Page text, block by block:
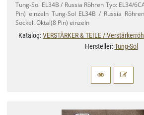
Tung-​Sol EL34B / Russia Röhren Typ: EL34/​
Pin) einzeln Tung-​Sol EL34B / Russia
Sockel: Oktal(8 Pin) einzeln
Katalog:VERSTÄRKER & TEILE /
Hersteller:Tung-Sol